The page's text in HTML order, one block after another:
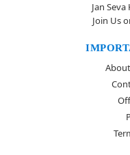
Jan
Join Us